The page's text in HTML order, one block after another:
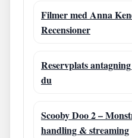
Filmer med Anna
Recensioner
Reservplats
du
Scooby Doo 2 –
handling & streaming